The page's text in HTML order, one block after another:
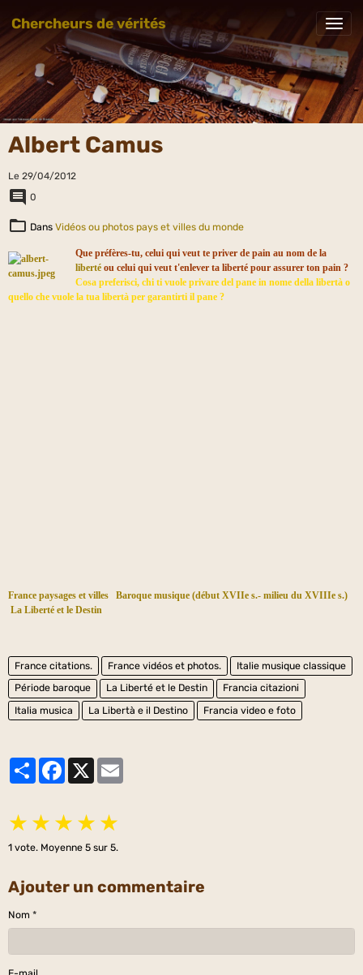
Chercheurs de vérités
Albert Camus
Le 29/04/2012
0
Dans Vidéos ou photos pays et villes du monde
Que préfères-tu, celui qui veut te priver de pain au nom de la
liberté ou celui qui veut t'enlever ta liberté pour assurer ton pain ?
Cosa preferisci, chi ti vuole privare del pane in nome della libertà o
quello che vuole la tua libertà per garantirti il pane ?
France paysages et villes
Baroque musique (début XVIIe s.- milieu du XVIIIe s.)
La Liberté et le Destin
France citations. France vidéos et photos.
Italie musique classique
Période baroque
La Liberté et le Destin
Francia citazioni
Italia musica
La Libertà e il Destino Francia video e foto
PartagerFacebook
★ ★ ★ ★ ★
1 vote. Moyenne 5 sur 5.
Ajouter un commentaire
Nom